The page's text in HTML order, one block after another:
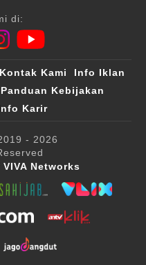
di:
Kontak Kami
Info Iklan
Panduan Kebijakan
Karir
- 2026
VIVA Networks